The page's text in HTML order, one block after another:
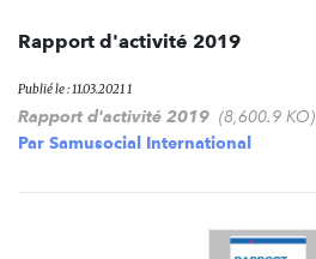
Rapport d'activité 2019
Publié le : 11.03.2021 1
Rapport d'activité 2019 (8,600.9 KO)
Par Samusocial International